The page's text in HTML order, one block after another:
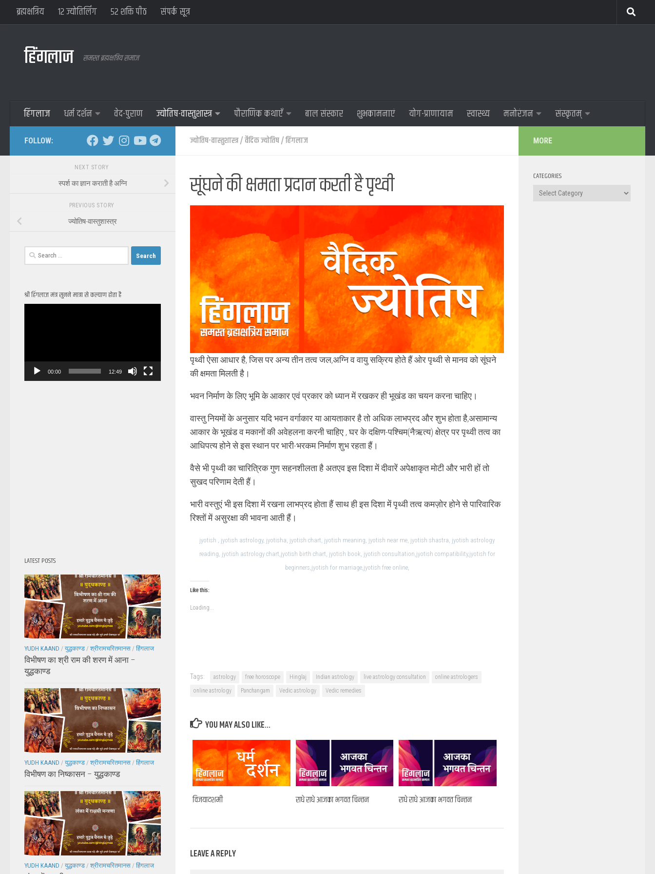
ब्रह्मक्षत्रिय १२ ज्योतिर्लिंग ५२ शक्ति पीठ संपर्क सूत्र
हिंगलाज समस्त ब्रह्मक्षत्रिय समाज
हिंगलाज धर्म दर्शन वेद-पुराण ज्योतिष-वास्तुशास्त्र पौराणिक कथाएँ बाल संस्कार शुभकामनाएं योग-प्राणायाम स्वास्थ्य मनोरंजन संस्कृतम्
ज्योतिष-वास्तुशास्त्र/वैदिक ज्योतिष/हिंगलाज
सूंघने की क्षमता प्रदान करती है पृथ्वी
पृथ्वी ऐसा आधार है, जिस पर अन्य तीन तत्व जल,अग्नि व वायु सक्रिय होते हैं ओर पृथ्वी से मानव को सूंघने
की क्षमता मिलती है।
भवन निर्माण के लिए भूमि के आकार एवं प्रकार को ध्यान में रखकर ही भूखंड का चयन करना चाहिए।
वास्तु नियमों के अनुसार यदि भवन वर्गाकार या आयताकार है तो अधिक लाभप्रद और शुभ होता है,असामान्य
आकार के भूखंड व मकानों की अवेहलना करनी चाहिए , घर के दक्षिण-पश्चिम(नैऋत्य) क्षेत्र पर पृथ्वी तत्व का
आधिपत्य होने से इस स्थान पर भारी-भरकम निर्माण शुभ रहता हैं।
वैसे भी पृथ्वी का चारित्रिक गुण सहनशीलता है अतएव इस दिशा में दीवारें अपेक्षाकृत मोटी और भारी हों तो
सुखद परिणाम देती हैं।
भारी वस्तुएं भी इस दिशा में रखना लाभप्रद होता हैं साथ ही इस दिशा में पृथ्वी तत्व कमज़ोर होने से पारिवारिक
रिश्तों में असुरक्षा की भावना आती हैं।
jyotish , jyotish astrology, jyotisha, jyotish chart, jyotish meaning, jyotish near me, jyotish shastra, jyotish astrology
reading, jyotish astrology chart,jyotish birth chart, jyotish book, jyotish consultation,jyotish compatibility,jyotish for
beginners,jyotish for marriage,jyotish free online,
Like this:
Loading...
Tags: astrology free horoscope Hinglaj Indian astrology live astrology consultation
online astrologers
online astrology
Panchangam Vedic astrology Vedic remedies
YOU MAY ALSO LIKE...
विजयादशमी राधे राधे आजका भगवत चिन्तन राधे राधे आजका भगवत चिन्तन
LEAVE A REPLY
FOLLOW:
NEXT STORY
स्पर्श का ज्ञान कराती है अग्नि
PREVIOUS STORY
ज्योतिष-वास्तुशास्त्र
Search
for:
श्री हिंगलाज मंत्र सुनने मात्रा से कल्याण होता है
00:00 12:49
LATEST POSTS
YUDH KAAND / युद्धकाण्ड / श्रीरामचरितमानस / हिंगलाज
विभीषण का श्री राम की शरण में आना –
युद्धकाण्ड
YUDH KAAND / युद्धकाण्ड / श्रीरामचरितमानस / हिंगलाज
विभीषण का निष्कासन – युद्धकाण्ड
YUDH KAAND / युद्धकाण्ड / श्रीरामचरितमानस / हिंगलाज
MORE
CATEGORIES
Categories